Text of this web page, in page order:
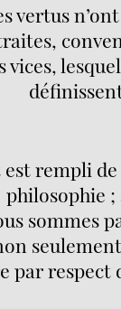
vertus
vices,
rempli de
philosophie ;
sommes
par respect